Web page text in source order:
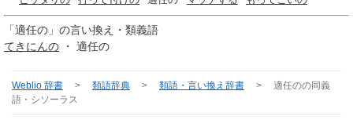
「適任の 」の言い換え・類義語
てきにんの ・ 適任の
Weblio 辞書 > 類語辞典 > 類語・言い換え辞書 > 適任のの同義
語・シソーラス